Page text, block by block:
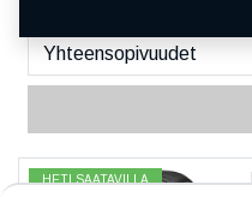
HETI SAATAVILLA